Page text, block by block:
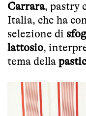
Carrara, pastry
Italia, che ha
selezione di
lattosio,
tema della